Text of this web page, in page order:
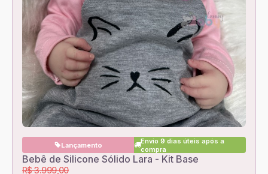
Lançamento
Envio 9 dias úteis após a
compra
Bebê de Silicone Sólido Lara - Kit Base
R$ 3.999,00